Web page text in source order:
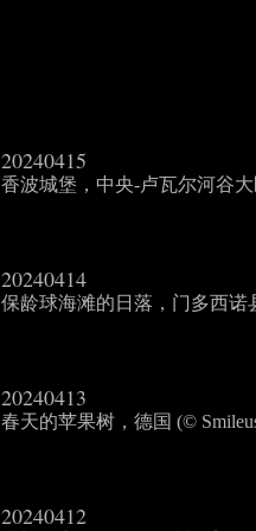
20240415
香波城堡，中央-卢瓦尔河谷大
20240414
保龄球海滩的日落，门多西诺
20240413
春天的苹果树，德国 (©
20240412